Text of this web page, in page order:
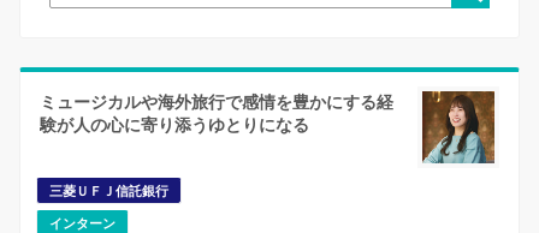
ミュージカルや海外旅行で感情を豊かにする経
験が人の心に寄り添うゆとりになる
三菱ＵＦＪ信託銀行
インターン